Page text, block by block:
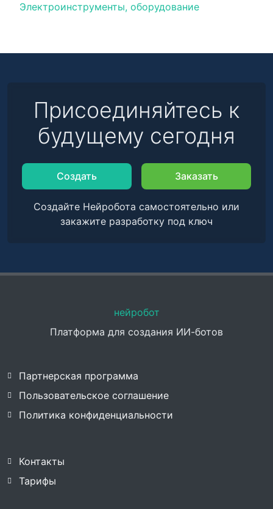
Электроинструменты, оборудование
Присоединяйтесь к
будущему сегодня
Создать Заказать
Создайте Нейробота самостоятельно или
закажите разработку под ключ
нейробот
Платформа для создания ИИ-ботов
Партнерская программа
Пользовательское соглашение
Политика конфиденциальности
Контакты
Тарифы